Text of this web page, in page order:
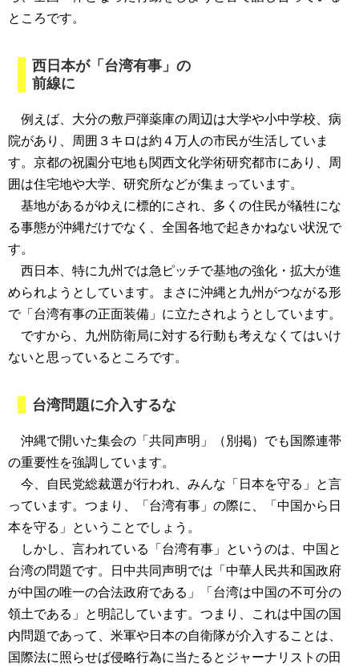
ところです。
西日本が「台湾有事」の
前線に
例えば、大分の敷戸弾薬庫の周辺は大学や小中学校、病
院があり、周囲３キロは約４万人の市民が生活していま
す。京都の祝園分屯地も関西文化学術研究都市にあり、周
囲は住宅地や大学、研究所などが集まっています。
基地があるがゆえに標的にされ、多くの住民が犠牲にな
る事態が沖縄だけでなく、全国各地で起きかねない状況で
す。
西日本、特に九州では急ピッチで基地の強化・拡大が進
められようとしています。まさに沖縄と九州がつながる形
で「台湾有事の正面装備」に立たされようとしています。
ですから、九州防衛局に対する行動も考えなくてはいけ
ないと思っているところです。
台湾問題に介入するな
沖縄で開いた集会の「共同声明」（別掲）でも国際連帯
の重要性を強調しています。
今、自民党総裁選が行われ、みんな「日本を守る」と言
っています。つまり、「台湾有事」の際に、「中国から日
本を守る」ということでしょう。
しかし、言われている「台湾有事」というのは、中国と
台湾の問題です。日中共同声明では「中華人民共和国政府
が中国の唯一の合法政府である」「台湾は中国の不可分の
領土である」と明記しています。つまり、これは中国の国
内問題であって、米軍や日本の自衛隊が介入することは、
国際法に照らせば侵略行為に当たるとジャーナリストの田